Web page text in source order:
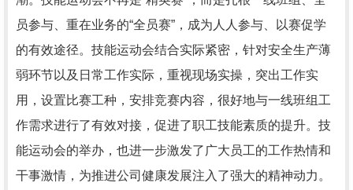
员参与、重在业务的“全员赛”，成为人人参与、以赛促学
的有效途径。技能运动会结合实际紧密，针对安全生产薄
弱环节以及日常工作实际，重视现场实操，突出工作实
用，设置比赛工种，安排竞赛内容，很好地与一线班组工
作需求进行了有效对接，促进了职工技能素质的提升。技
能运动会的举办，也进一步激发了广大员工的工作热情和
干事激情，为推进公司健康发展注入了强大的精神动力。